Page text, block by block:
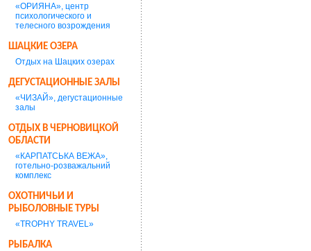
«ОРИЯНА», центр
психологического и
телесного возрождения
ШАЦКИЕ ОЗЕРА
Отдых на Шацких озерах
ДЕГУСТАЦИОННЫЕ ЗАЛЫ
«ЧИЗАЙ», дегустационные
залы
ОТДЫХ В ЧЕРНОВИЦКОЙ
ОБЛАСТИ
«КАРПАТСЬКА ВЕЖА»,
готельно-розважальний
комплекс
ОХОТНИЧЬИ И
РЫБОЛОВНЫЕ ТУРЫ
«TROPHY TRAVEL»
РЫБАЛКА